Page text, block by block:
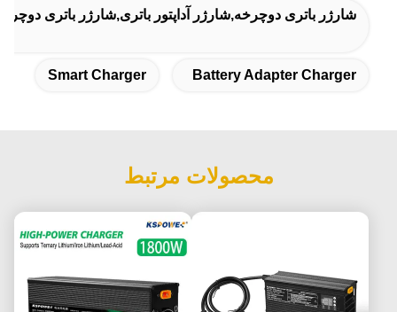
شارژر باتری دوچرخه,شارژر آداپتور باتری,شارژر باتری
Battery Adapter Charger
Smart Charger
محصولات مرتبط